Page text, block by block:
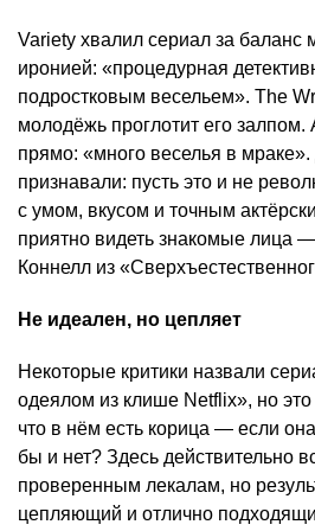
Variety хвалил сериал за баланс
иронией: «процедурная
подростковым весельем». The
молодёжь проглотит его
прямо: «много веселья в мраке».
признавали: пусть это и не
с умом, вкусом и точным
приятно видеть знакомые лица
Коннелл из
Не идеален, но цепляет
Некоторые критики назвали
одеялом из клише Netflix», но это
что в нём есть корица — если
бы и нет? Здесь действительно
проверенным лекалам, но
цепляющий и отлично